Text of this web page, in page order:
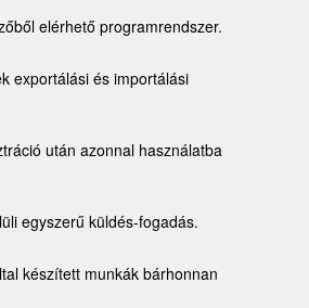
elérhető programrendszer.
exportálási és importálási
után azonnal használatba
egyszerű küldés-fogadás.
készített munkák bárhonnan